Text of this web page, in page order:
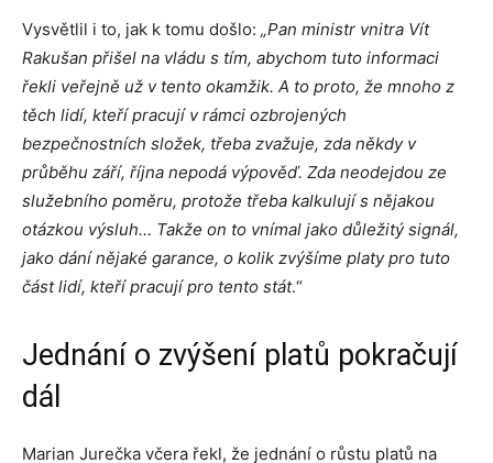
Vysvětlil i to, jak k tomu došlo: „Pan ministr vnitra Vít
Rakušan přišel na vládu s tím, abychom tuto informaci
řekli veřejně už v tento okamžik. A to proto, že mnoho z
těch lidí, kteří pracují v rámci ozbrojených
bezpečnostních složek, třeba zvažuje, zda někdy v
průběhu září, října nepodá výpověď. Zda neodejdou ze
služebního poměru, protože třeba kalkulují s nějakou
otázkou výsluh… Takže on to vnímal jako důležitý signál,
jako dání nějaké garance, o kolik zvýšíme platy pro tuto
část lidí, kteří pracují pro tento stát.“
Jednání o zvýšení platů pokračují
dál
Marian Jurečka včera řekl, že jednání o růstu platů na